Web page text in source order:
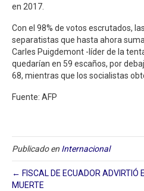
en 2017.
Con el 98% de votos escrutados,
separatistas que hasta ahora
Carles Puigdemont -líder de la
quedarían en 59 escaños, por
68, mientras que los socialistas
Fuente: AFP
Publicado en Internacional
← FISCAL DE ECUADOR ADVIRTIÓ
MUERTE